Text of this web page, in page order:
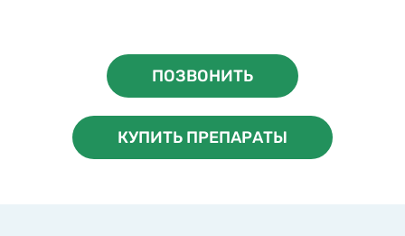
ПОЗВОНИТЬ
КУПИТЬ ПРЕПАРАТЫ